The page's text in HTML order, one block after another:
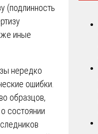
(подлинность
иные
нередко
ошибки.
образцов,
состоянии